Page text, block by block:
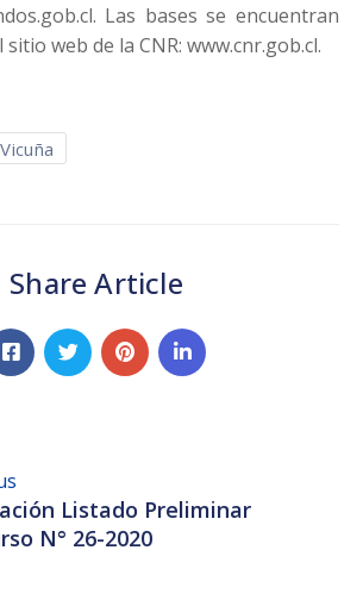
Las bases se encuentran
web de la CNR: www.cnr.gob.cl.
Vicuña
Share Article
Listado Preliminar
N° 26-2020